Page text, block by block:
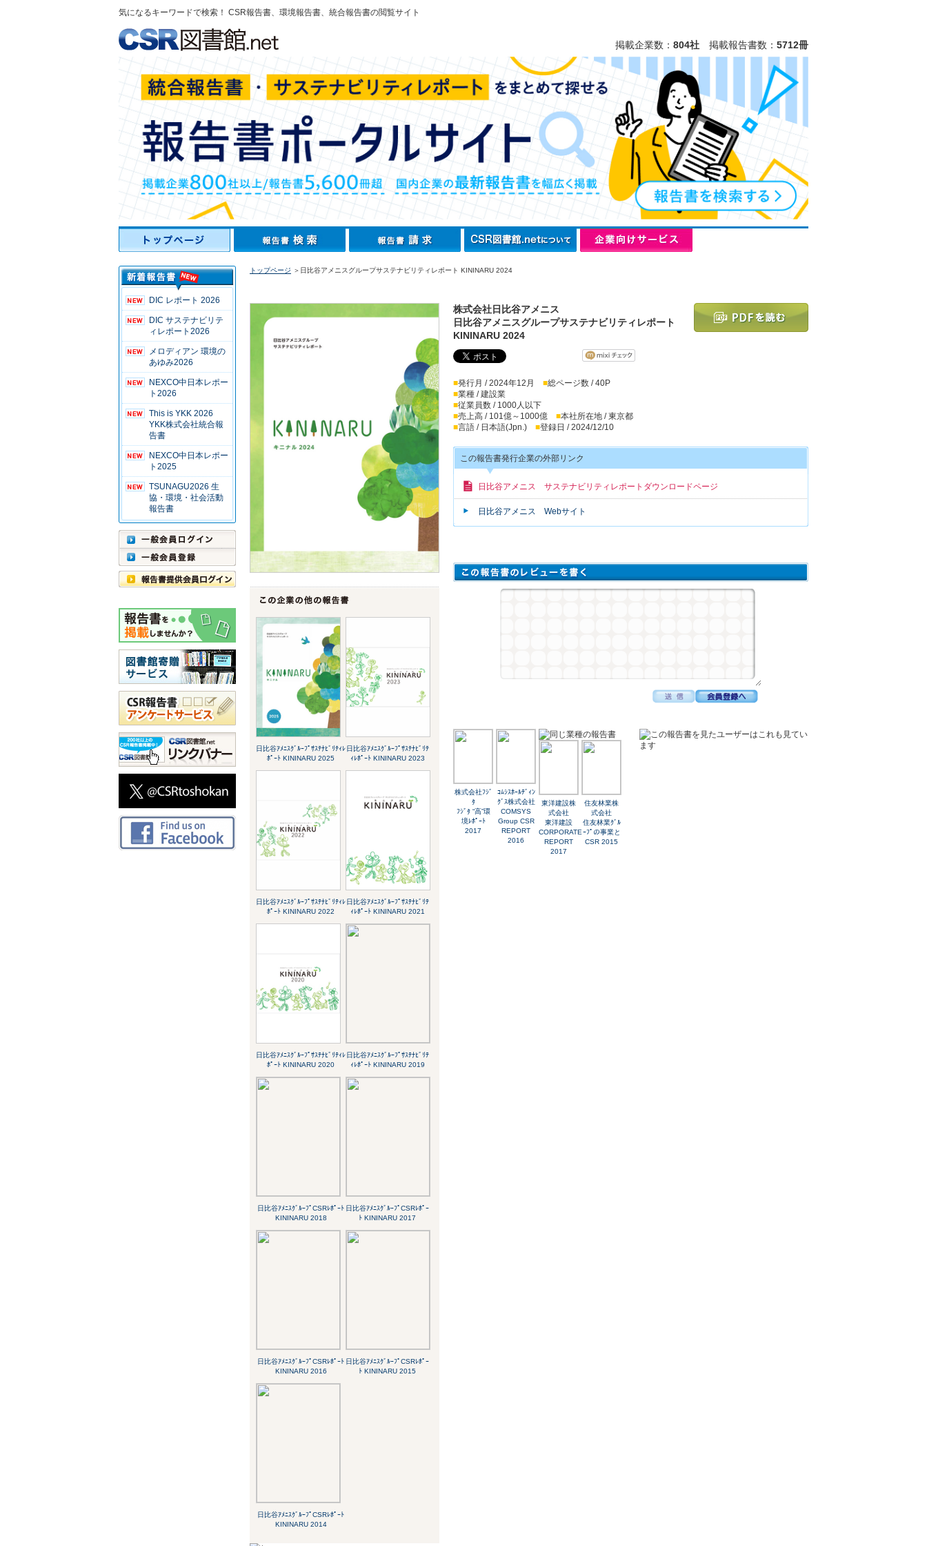
気になるキーワードで検索！ CSR報告書、環境報告書、統合報告書の閲覧サイト
掲載企業数： 804社 掲載報告書数： 5712冊
DIC レポート 2026
DIC サステナビリテ
ィレポート2026
メロディアン 環境の
あゆみ2026
NEXCO中日本レポー
ト2026
This is YKK 2026
YKK株式会社統合報
告書
NEXCO中日本レポー
ト2025
TSUNAGU2026 生
協・環境・社会活動
報告書
トップページ ＞日比谷アメニスグループサステナビリティレポート KININARU 2024
日比谷ｱﾒﾆｽｸﾞﾙｰﾌﾟｻｽﾃﾅﾋﾞﾘﾃｨﾚ
ﾎﾟｰﾄ KININARU 2025
日比谷ｱﾒﾆｽｸﾞﾙｰﾌﾟｻｽﾃﾅﾋﾞﾘﾃ
ｨﾚﾎﾟｰﾄ KININARU 2023
日比谷ｱﾒﾆｽｸﾞﾙｰﾌﾟｻｽﾃﾅﾋﾞﾘﾃｨﾚ
ﾎﾟｰﾄ KININARU 2022
日比谷ｱﾒﾆｽｸﾞﾙｰﾌﾟｻｽﾃﾅﾋﾞﾘﾃ
ｨﾚﾎﾟｰﾄ KININARU 2021
日比谷ｱﾒﾆｽｸﾞﾙｰﾌﾟｻｽﾃﾅﾋﾞﾘﾃｨﾚ
ﾎﾟｰﾄ KININARU 2020
日比谷ｱﾒﾆｽｸﾞﾙｰﾌﾟｻｽﾃﾅﾋﾞﾘﾃ
ｨﾚﾎﾟｰﾄ KININARU 2019
日比谷ｱﾒﾆｽｸﾞﾙｰﾌﾟCSRﾚﾎﾟｰﾄ
KININARU 2018
日比谷ｱﾒﾆｽｸﾞﾙｰﾌﾟCSRﾚﾎﾟｰ
ﾄ KININARU 2017
日比谷ｱﾒﾆｽｸﾞﾙｰﾌﾟCSRﾚﾎﾟｰﾄ
KININARU 2016
日比谷ｱﾒﾆｽｸﾞﾙｰﾌﾟCSRﾚﾎﾟｰ
ﾄ KININARU 2015
日比谷ｱﾒﾆｽｸﾞﾙｰﾌﾟCSRﾚﾎﾟｰﾄ
KININARU 2014
株式会社日比谷アメニス
日比谷アメニスグループサステナビリティレポート
KININARU 2024
■発行月 / 2024年12月 ■総ページ数 / 40P
■業種 / 建設業
■従業員数 / 1000人以下
■売上高 / 101億～1000億 ■本社所在地 / 東京都
■言語 / 日本語(Jpn.) ■登録日 / 2024/12/10
この報告書発行企業の外部リンク
日比谷アメニス サステナビリティレポートダウンロードページ
日比谷アメニス Webサイト
株式会社ﾌｼﾞ
ﾀ
ﾌｼﾞﾀ “高”環
境ﾚﾎﾟｰﾄ
2017
ｺﾑｼｽﾎｰﾙﾃﾞｨﾝ
ｸﾞｽ株式会社
COMSYS
Group CSR
REPORT
2016
東洋建設株
式会社
東洋建設
CORPORATE
REPORT
2017
住友林業株
式会社
住友林業ｸﾞﾙ
ｰﾌﾟの事業と
CSR 2015